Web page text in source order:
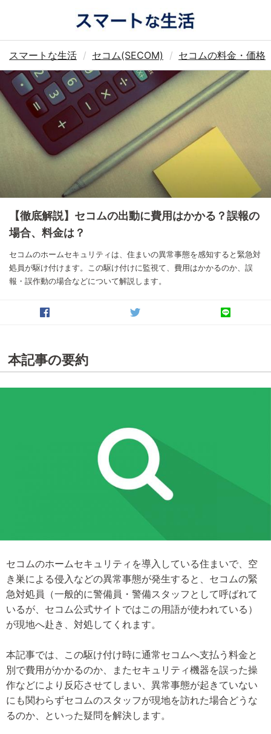
スマートな生活 セコム(SECOM) セコムの料金・価格
【徹底解説】セコムの出動に費用はかかる？誤報の
場合、料金は？
セコムのホームセキュリティは、住まいの異常事態を感知すると緊急対
処員が駆け付けます。この駆け付けに監視て、費用はかかるのか、誤
報・誤作動の場合などについて解説します。
本記事の要約
セコムのホームセキュリティを導入している住まいで、空
き巣による侵入などの異常事態が発生すると、セコムの緊
急対処員（一般的に警備員・警備スタッフとして呼ばれて
いるが、セコム公式サイトではこの用語が使われている）
が現地へ赴き、対処してくれます。
本記事では、この駆け付け時に通常セコムへ支払う料金と
別で費用がかかるのか、またセキュリティ機器を誤った操
作などにより反応させてしまい、異常事態が起きていない
にも関わらずセコムのスタッフが現地を訪れた場合どうな
るのか、といった疑問を解決します。